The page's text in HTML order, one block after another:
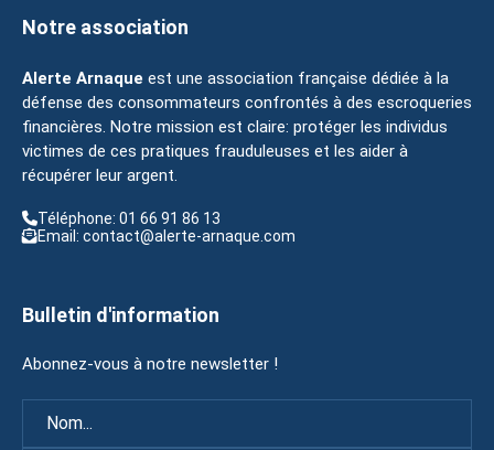
Notre association
Alerte Arnaque est une association française dédiée à la
défense des consommateurs confrontés à des escroqueries
financières. Notre mission est claire: protéger les individus
victimes de ces pratiques frauduleuses et les aider à
récupérer leur argent.
Téléphone: 01 66 91 86 13
Email: contact@alerte-arnaque.com
Bulletin d'information
Abonnez-vous à notre newsletter !